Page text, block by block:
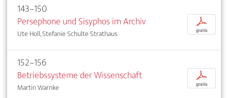
143–150
Persephone und Sisyphos im Archiv
Ute Holl, Stefanie Schulte Strathaus
p
gratis
152–156
Betriebssysteme der Wissenschaft
Martin Warnke
p
gratis